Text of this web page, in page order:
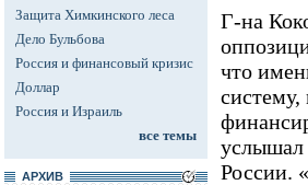
Защита Химкинского леса
Дело Бульбова
Россия и финансовый кризис
Доллар
Россия и Израиль
все темы
АРХИВ
Г-на
что
услышал
России.